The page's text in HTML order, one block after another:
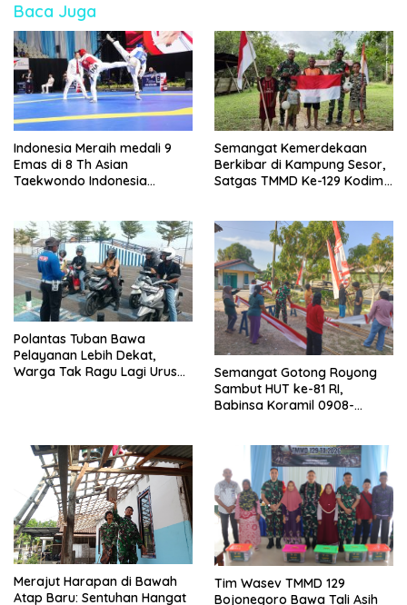
Baca Juga
Indonesia Meraih medali 9
Emas di 8 Th Asian
Taekwondo Indonesia
Semangat Kemerdekaan
Berkibar di Kampung Sesor,
Satgas TMMD Ke-129 Kodim
Polantas Tuban Bawa
Pelayanan Lebih Dekat,
Warga Tak Ragu Lagi Urus
Semangat Gotong Royong
Sambut HUT ke-81 RI,
Babinsa Koramil 0908-
Merajut Harapan di Bawah
Atap Baru: Sentuhan Hangat
Tim Wasev TMMD 129
Bojonegoro Bawa Tali Asih